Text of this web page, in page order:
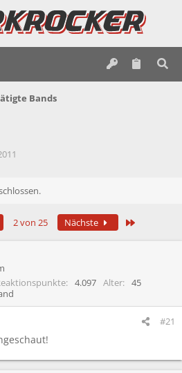
Bands
2 von 25 Nächste
4.097 Alter
45
#21